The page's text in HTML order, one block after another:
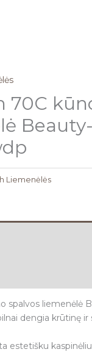
70C
Liemenėlės
spalvos liemenėlė
dengia krūtinę ir
estetišku